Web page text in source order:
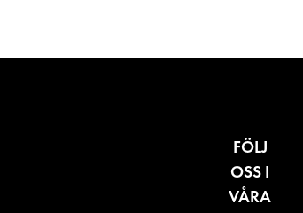
FÖLJ
OSS I
VÅRA